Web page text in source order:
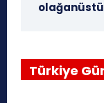
Türkiye